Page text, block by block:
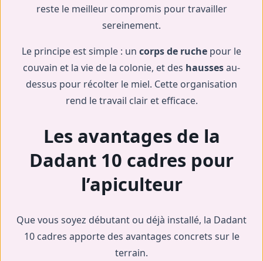
reste le meilleur compromis pour travailler
sereinement.
Le principe est simple : un corps de ruche pour le
couvain et la vie de la colonie, et des haussesau-
dessus pour récolter le miel. Cette organisation
rend le travail clair et efficace.
Les avantages de la
Dadant 10 cadres pour
l’apiculteur
Que vous soyez débutant ou déjà installé, la Dadant
10 cadres apporte des avantages concrets sur le
terrain.